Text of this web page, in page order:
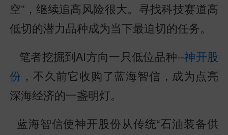
空”，继续追高风险很大。寻找科技赛道高
低切的潜力品种成为当下最迫切的任务。
笔者挖掘到AI方向一只低位品种--神开股
份 ，不久前它收购了蓝海智信，成为点亮
深海经济的一盏明灯。
蓝海智信使神开股份从传统“石油装备供